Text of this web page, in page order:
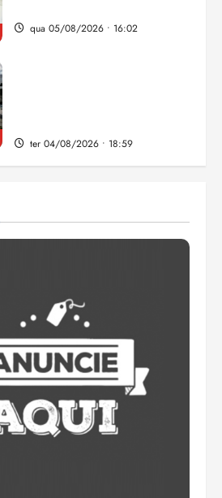
qua 05/08/2026 • 16:02
ter 04/08/2026 • 18:59
participação
qui 06/08/2026 • 15:18
da renda é comprometida
com dívidas
qui 06/08/2026 • 15:09
Entenda o que muda com a
nova Lei do Frete
qui 06/08/2026 • 15:00